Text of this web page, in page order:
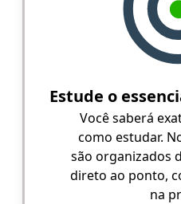
Estude o
Você saberá
como estudar.
são organizados
direto ao ponto,
na